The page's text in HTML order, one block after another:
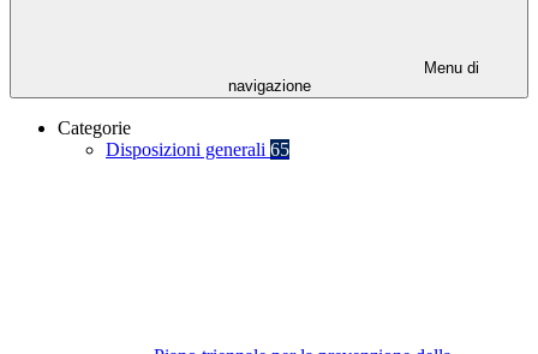
Menu di
navigazione
Categorie
Disposizioni generali 65